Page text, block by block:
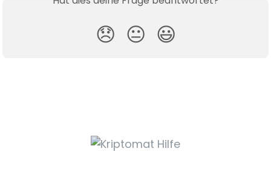
😞 😐 😃